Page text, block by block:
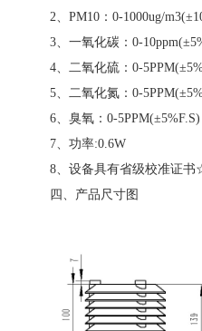
2、PM10：0-1000ug/
3、一氧化碳：0-
4、二氧化硫：0-
5、二氧化氮：0-
6、臭氧：0-5PPM(±5%F.S)
7、功率:0.6W
8、设备具有省级校准证书
四、产品尺寸图